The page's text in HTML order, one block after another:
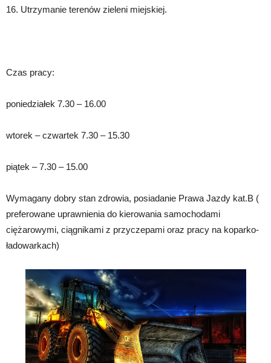
16. Utrzymanie terenów zieleni miejskiej.
Czas pracy:
poniedziałek 7.30 – 16.00
wtorek – czwartek 7.30 – 15.30
piątek – 7.30 – 15.00
Wymagany dobry stan zdrowia, posiadanie Prawa Jazdy kat.B (
preferowane uprawnienia do kierowania samochodami
ciężarowymi, ciągnikami z przyczepami oraz pracy na koparko-
ładowarkach)